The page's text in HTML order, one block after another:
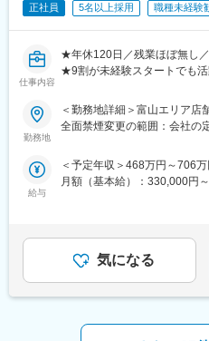
・KPI管理・数値振り返り
■教育体制：
れなど基礎から学べ、楽天グ
スキルの習得も可能。未経験
■このポジションの魅力：
◇未経験でも成長しやすいシ
く、早期に独り立ちが可能で
◇事業づくりに携われるやりが
後発キャリアだからこそ柔軟
店舗運営に活かされやすい文
スタッフ（R CREW）から店
正社員 5名以上採用 職種未経験
仕事内容
★年休120日／残業ほぼ無し
★9割が未経験スタートでも
★設立以来黒字継続。売上
へ成長
■働き方
・月9日休み（内希望休2日）
■業務内容
買取専門店「モノ・ループ」
の査定から金額提示、買取成
す
・持ち込み品の査定と価値説明
勤務地
＜勤務地詳細＞富山エリア店
全面禁煙変更の範囲：会社の
給与
＜予定年収＞468万円～706
月額（基本給）：330,000円
含めております。平均的なイ
約470万円前後になります賃
選考を通じて上下する可能性
含めた表記です。
気になる